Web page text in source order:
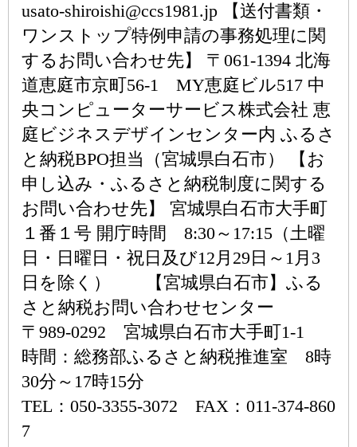
usato-shiroishi@ccs1981.jp 【送付書類・
ワンストップ特例申請の事務処理に関
するお問い合わせ先】 〒061-1394 北海
道恵庭市京町56-1 MY恵庭ビル517 中
央コンピューターサービス株式会社 恵
庭ビジネスデザインセンター内 ふるさ
と納税BPO担当（宮城県白石市） 【お
申し込み・ふるさと納税制度に関する
お問い合わせ先】 宮城県白石市大手町
１番１号 開庁時間 8:30～17:15（土曜
日・日曜日・祝日及び12月29日～1月3
日を除く） 【宮城県白石市】ふる
さと納税お問い合わせセンター
〒989-0292 宮城県白石市大手町1-1
時間：総務部ふるさと納税推進室 8時
30分～17時15分
TEL：050-3355-3072 FAX：011-374-860
7